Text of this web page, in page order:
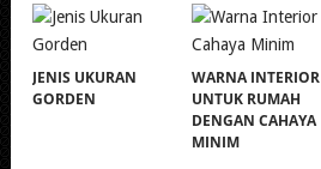
JENIS UKURAN
GORDEN
WARNA INTERIOR
UNTUK RUMAH
DENGAN CAHAYA
MINIM